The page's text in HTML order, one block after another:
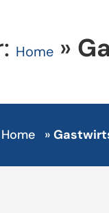
Home »
Home »